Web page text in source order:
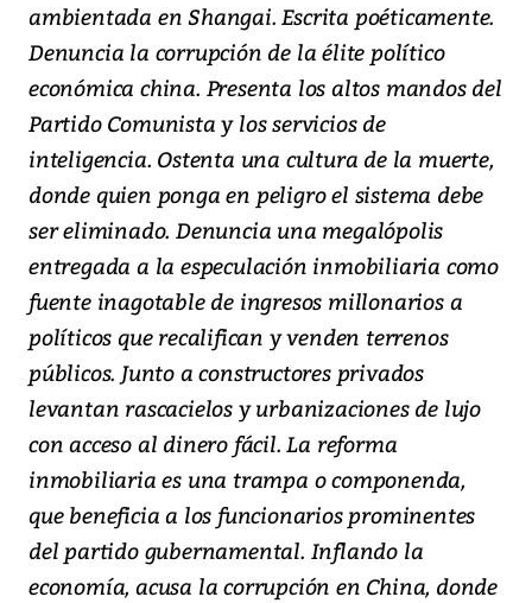
ambientada en Shangai. Escrita poéticamente.
Denuncia la corrupción de la élite político
económica china. Presenta los altos mandos del
Partido Comunista y los servicios de
inteligencia. Ostenta una cultura de la muerte,
donde quien ponga en peligro el sistema debe
ser eliminado. Denuncia una megalópolis
entregada a la especulación inmobiliaria como
fuente inagotable de ingresos millonarios a
políticos que recalifican y venden terrenos
públicos. Junto a constructores privados
levantan rascacielos y urbanizaciones de lujo
con acceso al dinero fácil. La reforma
inmobiliaria es una trampa o componenda,
que beneficia a los funcionarios prominentes
del partido gubernamental. Inflando la
economía, acusa la corrupción en China, donde